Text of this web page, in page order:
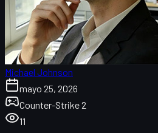
Michael Johnson
mayo 25, 2026
Counter-Strike 2
11